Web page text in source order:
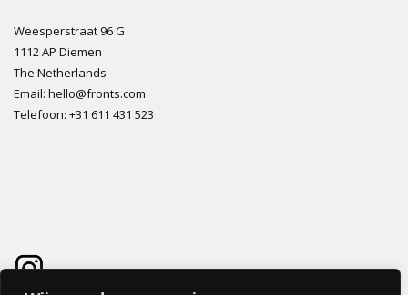
Weesperstraat 96 G
1112 AP Diemen
The Netherlands
Email: hello@fronts.com
Telefoon: +31 611 431 523